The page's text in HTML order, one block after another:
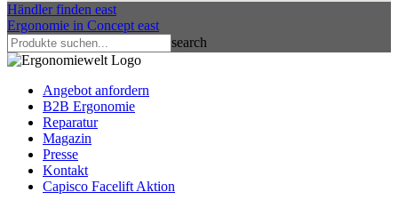
Händler finden east
Ergonomie in Concept east
search
Angebot anfordern
B2B Ergonomie
Reparatur
Magazin
Presse
Kontakt
Capisco Facelift Aktion